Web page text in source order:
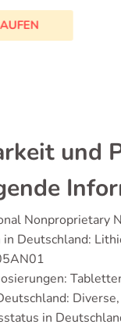
und
Nonproprietary
in Deutschland:
in